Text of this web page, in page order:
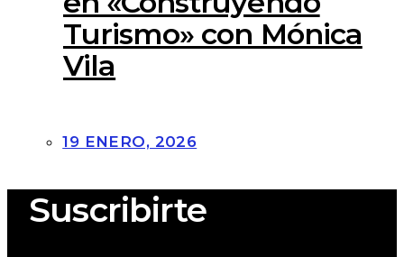
Turismo» con Mónica
Vila
19 ENERO, 2026
Suscribirte